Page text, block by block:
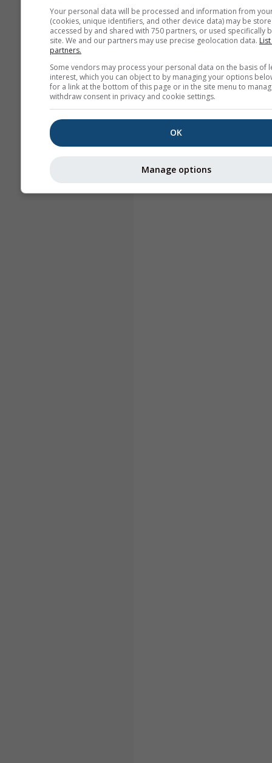
Your personal data will be processed and information from
(cookies, unique identifiers, and other device data) may be
accessed by and shared with 750 partners, or used specifically
site. We and our partners may use precise geolocation data.
partners.
Some vendors may process your personal data on the basis of
interest, which you can object to by managing your options
for a link at the bottom of this page or in the site menu to
withdraw consent in privacy and cookie settings.
OK
Manage options